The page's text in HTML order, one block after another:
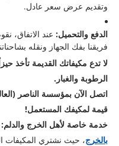
وتقديم عرض سعر عادل.
الدفع والتحميل:عند الاتفاق،
فريقنا بفك الجهاز ونقله
لا تدع مكيفاتك القديمة تأخذ
الرطوبة والغبار.
اتصل الآن بمؤسسة الناصر
قيمة لمكيفك المستعمل!
خدمة خاصة لأهل الخرج والدلم:
بالخرج، حيث نشتري المكيفات